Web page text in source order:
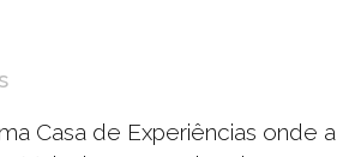
Casa de Experiências onde